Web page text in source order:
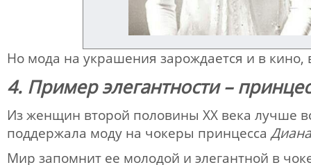
Но мода на украшения зарождается и в кино,
4. Пример элегантности –
Из женщин второй половины XX века лучше
поддержала моду на чокеры принцесса
Мир запомнит ее молодой и элегантной в